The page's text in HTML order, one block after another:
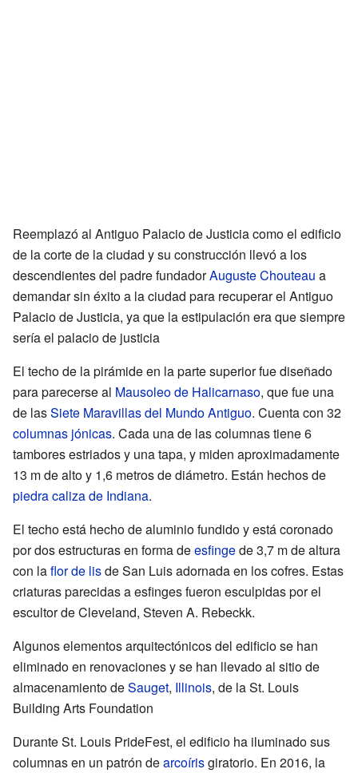
Reemplazó al Antiguo Palacio de Justicia como el edificio
de la corte de la ciudad y su construcción llevó a los
descendientes del padre fundadorAuguste Chouteau a
demandar sin éxito a la ciudad para recuperar el Antiguo
Palacio de Justicia, ya que la estipulación era que siempre
sería el palacio de justicia
El techo de la pirámide en la parte superior fue diseñado
para parecerse al Mausoleo de Halicarnaso, que fue una
de lasSiete Maravillas del Mundo Antiguo. Cuenta con 32
columnas jónicas. Cada una de las columnas tiene 6
tambores estriados y una tapa, y miden aproximadamente
13 m de alto y 1,6 metros de diámetro. Están hechos de
piedra caliza de Indiana.
El techo está hecho de aluminio fundido y está coronado
por dos estructuras en forma deesfingede 3,7 m de altura
con laflor de lisde San Luis adornada en los cofres. Estas
criaturas parecidas a esfinges fueron esculpidas por el
escultor de Cleveland, Steven A. Rebeckk.
Algunos elementos arquitectónicos del edificio se han
eliminado en renovaciones y se han llevado al sitio de
almacenamiento deSauget, Illinois, de la St. Louis
Building Arts Foundation
Durante St. Louis PrideFest, el edificio ha iluminado sus
columnas en un patrón dearcoírisgiratorio. En 2016, la